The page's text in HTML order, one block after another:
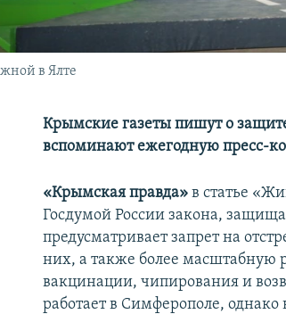
в Ялте
Крымские газеты пишут о
вспоминают ежегодную пресс-
«Крымская правда» в статье
Госдумой России закона,
предусматривает запрет на
них, а также более масштабную
вакцинации, чипирования и
работает в Симферополе,